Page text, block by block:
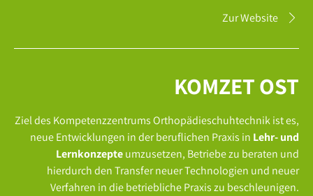
Zur Website
KOMZET OST
Ziel des Kompetenzzentrums Orthopädieschuhtechnik ist es,
neue Entwicklungen in der beruflichen Praxis in Lehr- und
Lernkonzepteumzusetzen, Betriebe zu beraten und
hierdurch den Transfer neuer Technologien und neuer
Verfahren in die betriebliche Praxis zu beschleunigen.